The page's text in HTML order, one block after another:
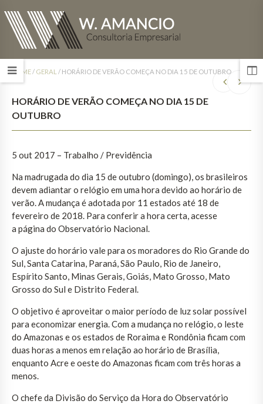
HOME/ GERAL / HORÁRIO DE VERÃO COMEÇA NO DIA 15 DE OUTUBRO
HORÁRIO DE VERÃO COMEÇA NO DIA 15 DE
OUTUBRO
5 out 2017 – Trabalho / Previdência
Na madrugada do dia 15 de outubro (domingo), os brasileiros
devem adiantar o relógio em uma hora devido ao horário de
verão. A mudança é adotada por 11 estados até 18 de
fevereiro de 2018. Para conferir a hora certa, acesse
a página do Observatório Nacional.
O ajuste do horário vale para os moradores do Rio Grande do
Sul, Santa Catarina, Paraná, São Paulo, Rio de Janeiro,
Espírito Santo, Minas Gerais, Goiás, Mato Grosso, Mato
Grosso do Sul e Distrito Federal.
O objetivo é aproveitar o maior período de luz solar possível
para economizar energia. Com a mudança no relógio, o leste
do Amazonas e os estados de Roraima e Rondônia ficam com
duas horas a menos em relação ao horário de Brasília,
enquanto Acre e oeste do Amazonas ficam com três horas a
menos.
O chefe da Divisão do Serviço da Hora do Observatório